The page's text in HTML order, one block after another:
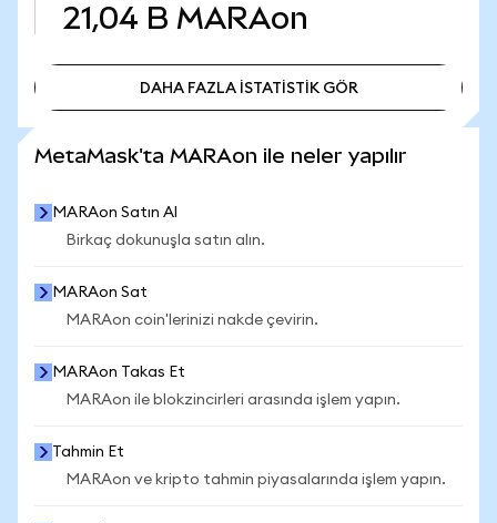
21,04 B MARAon
DAHA FAZLA İSTATİSTİK GÖR
MetaMask'ta MARAon ile neler yapılır
MARAon Satın Al
Birkaç dokunuşla satın alın.
MARAon Sat
MARAon coin'lerinizi nakde çevirin.
MARAon Takas Et
MARAon ile blokzincirleri arasında işlem yapın.
Tahmin Et
MARAon ve kripto tahmin piyasalarında işlem yapın.